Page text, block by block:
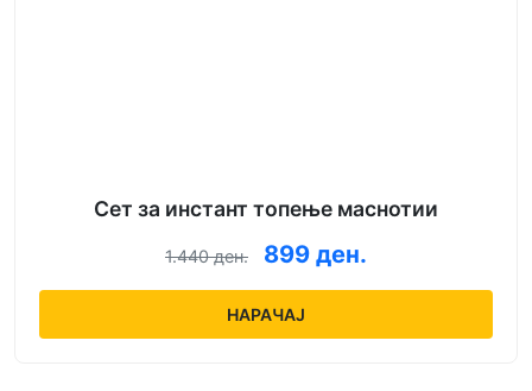
Сет за инстант топење маснотии
1.440 ден. 899 ден.
НАРАЧАЈ